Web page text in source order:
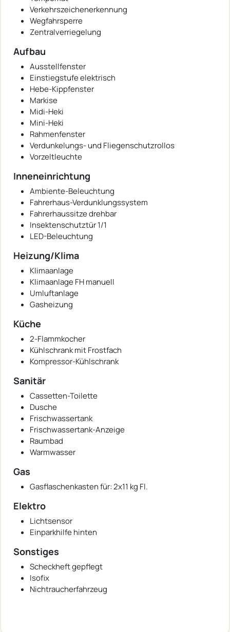
Verkehrszeichenerkennung
Wegfahrsperre
Zentralverriegelung
Aufbau
Ausstellfenster
Einstiegstufe elektrisch
Hebe-Kippfenster
Markise
Midi-Heki
Mini-Heki
Rahmenfenster
Verdunkelungs- und Fliegenschutzrollos
Vorzeltleuchte
Inneneinrichtung
Ambiente-Beleuchtung
Fahrerhaus-Verdunklungssystem
Fahrerhaussitze drehbar
Insektenschutztür 1/1
LED-Beleuchtung
Heizung/Klima
Klimaanlage
Klimaanlage FH manuell
Umluftanlage
Gasheizung
Küche
2-Flammkocher
Kühlschrank mit Frostfach
Kompressor-Kühlschrank
Sanitär
Cassetten-Toilette
Dusche
Frischwassertank
Frischwassertank-Anzeige
Raumbad
Warmwasser
Gas
Gasflaschenkasten für: 2x11 kg Fl.
Elektro
Lichtsensor
Einparkhilfe hinten
Sonstiges
Scheckheft gepflegt
Isofix
Nichtraucherfahrzeug